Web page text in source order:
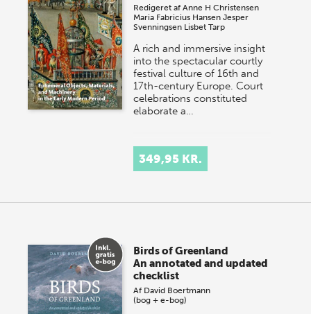
Redigeret afAnne H Christensen
Maria Fabricius Hansen Jesper
Svenningsen Lisbet Tarp
A rich and immersive insight
into the spectacular courtly
festival culture of 16th and
17th-century Europe. Court
celebrations constituted
elaborate a…
349,95 KR.
Birds of Greenland
An annotated and updated
checklist
Af David Boertmann
(bog + e-bog)